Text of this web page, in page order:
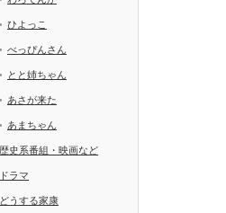
ひよっこ
べっぴんさん
とと姉ちゃん
あさが来た
あまちゃん
歴史系番組・映画など
ドラマ
どうする家康